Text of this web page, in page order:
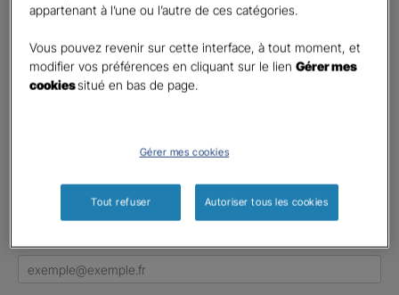
Civilité *
Madame
Monsieur
Last
+1
appartenant à l’une ou l’autre de ces catégories.
Vous pouvez revenir sur cette interface, à tout moment, et
modifier vos préférences en cliquant sur le lienGérer mes
cookiessitué en bas de page.
Gérer mes cookies
Tout refuser Autoriser tous les cookies